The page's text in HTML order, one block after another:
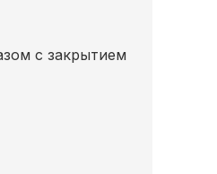
с закрытием